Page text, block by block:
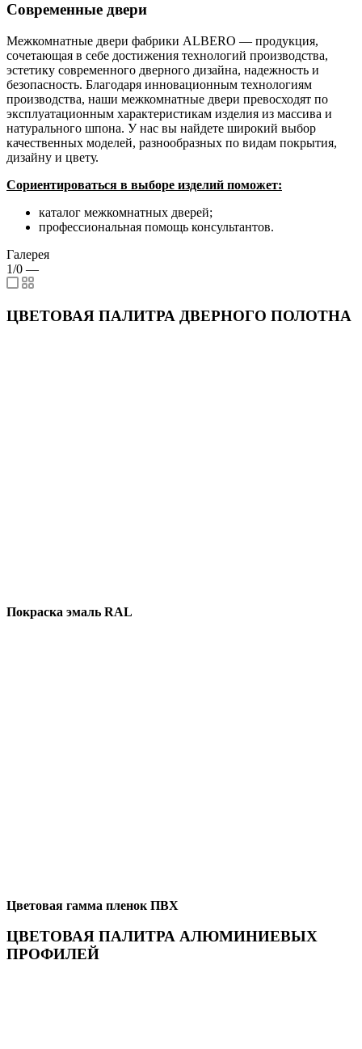
Современные двери
Межкомнатные двери фабрики ALBERO — продукция,
сочетающая в себе достижения технологий производства,
эстетику современного дверного дизайна, надежность и
безопасность. Благодаря инновационным технологиям
производства, наши межкомнатные двери превосходят по
эксплуатационным характеристикам изделия из массива и
натурального шпона. У нас вы найдете широкий выбор
качественных моделей, разнообразных по видам покрытия,
дизайну и цвету.
Сориентироваться в выборе изделий поможет:
каталог межкомнатных дверей;
профессиональная помощь консультантов.
Галерея
1/0 —
ЦВЕТОВАЯ ПАЛИТРА ДВЕРНОГО ПОЛОТНА
Покраска эмаль RAL
Цветовая гамма пленок ПВХ
ЦВЕТОВАЯ ПАЛИТРА АЛЮМИНИЕВЫХ
ПРОФИЛЕЙ